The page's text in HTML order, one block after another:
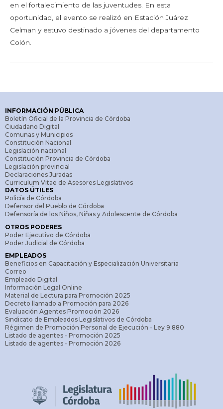
en el fortalecimiento de las juventudes. En esta
oportunidad, el evento se realizó en Estación Juárez
Celman y estuvo destinado a jóvenes del departamento
Colón.
INFORMACIÓN PÚBLICA
Boletín Oficial de la Provincia de Córdoba
Ciudadano Digital
Comunas y Municipios
Constitución Nacional
Legislación nacional
Constitución Provincia de Córdoba
Legislación provincial
Declaraciones Juradas
Curriculum Vitae de Asesores Legislativos
DATOS ÚTILES
Policía de Córdoba
Defensor del Pueblo de Córdoba
Defensoría de los Niños, Niñas y Adolescente de Córdoba
OTROS PODERES
Poder Ejecutivo de Córdoba
Poder Judicial de Córdoba
EMPLEADOS
Beneficios en Capacitación y Especialización Universitaria
Correo
Empleado Digital
Información Legal Online
Material de Lectura para Promoción 2025
Decreto llamado a Promoción para 2026
Evaluación Agentes Promoción 2026
Sindicato de Empleados Legislativos de Córdoba
Régimen de Promoción Personal de Ejecución - Ley 9.880
Listado de agentes - Promoción 2025
Listado de agentes - Promoción 2026